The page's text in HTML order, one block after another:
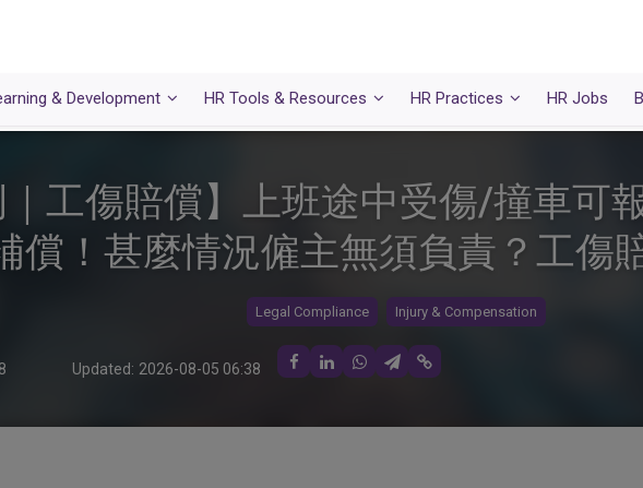
& Development HR Tools & Resources HR Practices HR Jobs
｜工傷賠償】上班途中受傷/撞車可
償！甚麼情況僱主無須負責？工傷
Legal Compliance Injury & Compensation
Updated: 2026-08-05 06:38